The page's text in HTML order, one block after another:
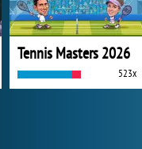
Tennis Masters 2026
523x